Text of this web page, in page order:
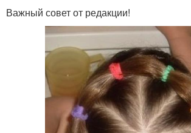
Важный совет от редакции!